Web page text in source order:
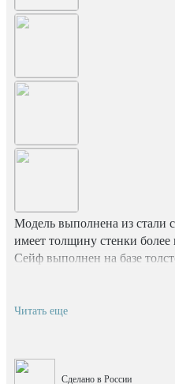
Модель выполнена из стали
имеет толщину стенки более
Сейф выполнен на базе
Читать еще
Сделано в России